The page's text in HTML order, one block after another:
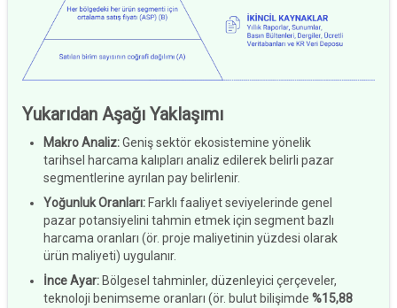
Yukarıdan Aşağı Yaklaşımı
Makro Analiz:Geniş sektör ekosistemine yönelik
tarihsel harcama kalıpları analiz edilerek belirli pazar
segmentlerine ayrılan pay belirlenir.
Yoğunluk Oranları: Farklı faaliyet seviyelerinde genel
pazar potansiyelini tahmin etmek için segment bazlı
harcama oranları (ör. proje maliyetinin yüzdesi olarak
ürün maliyeti) uygulanır.
İnce Ayar: Bölgesel tahminler, düzenleyici çerçeveler,
teknoloji benimseme oranları (ör. bulut bilişimde %15,88